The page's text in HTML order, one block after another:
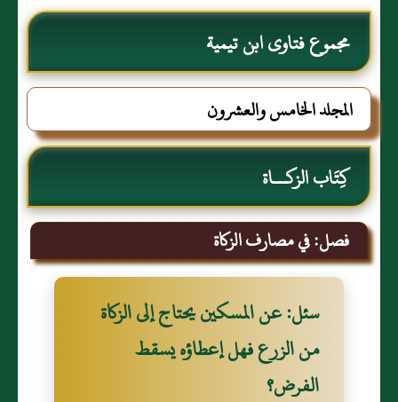
مجموع فتاوى ابن تيمية
المجلد الخامس والعشرون
كِتَاب الزكــاة
فصل: في مصارف الزكاة
سئل: عن المسكين يحتاج إلى الزكاة
من الزرع فهل إعطاؤه يسقط
الفرض؟